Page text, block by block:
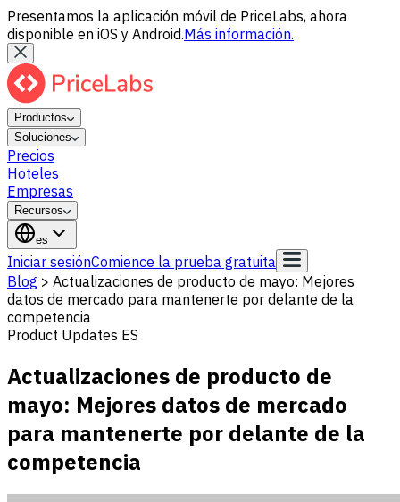
Presentamos la aplicación móvil de PriceLabs, ahora
disponible en iOS y Android.Más información.
Productos
Soluciones
Precios
Hoteles
Empresas
Recursos
es
Iniciar sesiónComience la prueba gratuita
Blog > Actualizaciones de producto de mayo: Mejores
datos de mercado para mantenerte por delante de la
competencia
Product Updates ES
Actualizaciones de producto de
mayo: Mejores datos de mercado
para mantenerte por delante de la
competencia